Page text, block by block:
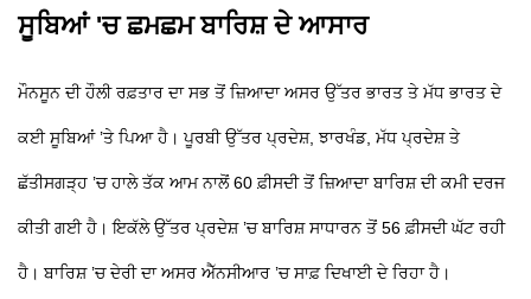
ਸੂਬਿਆਂ 'ਚ ਛਮਛਮ ਬਾਰਿਸ਼ ਦੇ ਆਸਾਰ
ਮੌਨਸੂਨ ਦੀ ਹੌਲੀ ਰਫ਼ਤਾਰ ਦਾ ਸਭ ਤੋਂ ਜ਼ਿਆਦਾ ਅਸਰ ਉੱਤਰ ਭਾਰਤ ਤੇ ਮੱਧ ਭਾਰਤ ਦੇ
ਕਈ ਸੂਬਿਆਂ ’ਤੇ ਪਿਆ ਹੈ। ਪੂਰਬੀ ਉੱਤਰ ਪ੍ਰਦੇਸ਼, ਝਾਰਖੰਡ, ਮੱਧ ਪ੍ਰਦੇਸ਼ ਤੇ
ਛੱਤੀਸਗੜ੍ਹ ’ਚ ਹਾਲੇ ਤੱਕ ਆਮ ਨਾਲੋਂ 60 ਫ਼ੀਸਦੀ ਤੋਂ ਜ਼ਿਆਦਾ ਬਾਰਿਸ਼ ਦੀ ਕਮੀ ਦਰਜ
ਕੀਤੀ ਗਈ ਹੈ। ਇਕੱਲੇ ਉੱਤਰ ਪ੍ਰਦੇਸ਼ ’ਚ ਬਾਰਿਸ਼ ਸਾਧਾਰਨ ਤੋਂ 56 ਫ਼ੀਸਦੀ ਘੱਟ ਰਹੀ
ਹੈ। ਬਾਰਿਸ਼ ’ਚ ਦੇਰੀ ਦਾ ਅਸਰ ਐੱਨਸੀਆਰ ’ਚ ਸਾਫ਼ ਦਿਖਾਈ ਦੇ ਰਿਹਾ ਹੈ।